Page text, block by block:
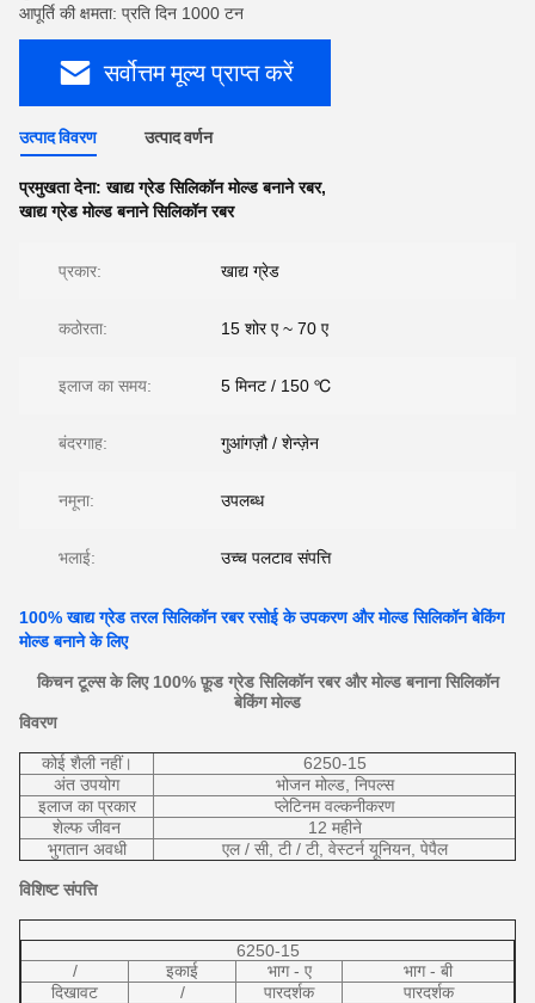
आपूर्ति की क्षमता: प्रति दिन 1000 टन
सर्वोत्तम मूल्य प्राप्त करें
उत्पाद विवरण उत्पाद वर्णन
प्रमुखता देना:खाद्य ग्रेड सिलिकॉन मोल्ड बनाने रबर,
खाद्य ग्रेड मोल्ड बनाने सिलिकॉन रबर
प्रकार: खाद्य ग्रेड
कठोरता: 15 शोर ए ~ 70 ए
इलाज का समय: 5 मिनट / 150 ℃
बंदरगाह: गुआंगज़ौ / शेन्ज़ेन
नमूना: उपलब्ध
भलाई: उच्च पलटाव संपत्ति
100% खाद्य ग्रेड तरल सिलिकॉन रबर रसोई के उपकरण और मोल्ड सिलिकॉन बेकिंग
मोल्ड बनाने के लिए
किचन टूल्स के लिए 100% फ़ूड ग्रेड सिलिकॉन रबर और मोल्ड बनाना सिलिकॉन
बेकिंग मोल्ड
विवरण
कोई शैली नहीं।
6250-15
अंत उपयोग
भोजन मोल्ड, निपल्स
इलाज का प्रकार
प्लेटिनम वल्कनीकरण
शेल्फ जीवन
12 महीने
भुगतान अवधी
एल / सी, टी / टी, वेस्टर्न यूनियन, पेपैल
विशिष्ट संपत्ति
6250-15
/
इकाई भाग - ए
भाग - बी
दिखावट
/ पारदर्शक
पारदर्शक